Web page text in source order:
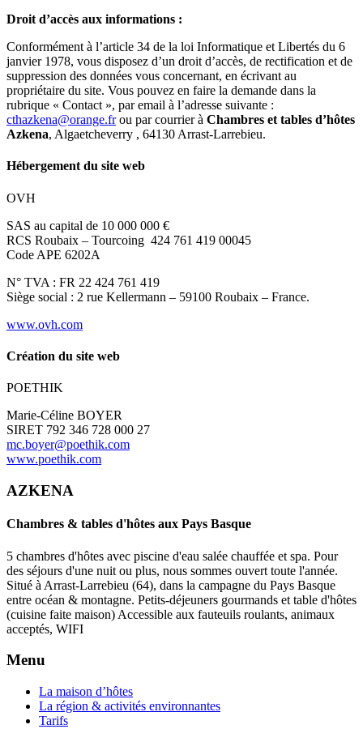
Droit d’accès aux informations :
Conformément à l’article 34 de la loi Informatique et Libertés du 6
janvier 1978, vous disposez d’un droit d’accès, de rectification et de
suppression des données vous concernant, en écrivant au
propriétaire du site. Vous pouvez en faire la demande dans la
rubrique « Contact », par email à l’adresse suivante :
cthazkena@orange.frou par courrier à Chambres et tables d’hôtes
Azkena, Algaetcheverry , 64130 Arrast-Larrebieu.
Hébergement du site web
OVH
SAS au capital de 10 000 000 €
RCS Roubaix – Tourcoing 424 761 419 00045
Code APE 6202A
N° TVA : FR 22 424 761 419
Siège social : 2 rue Kellermann – 59100 Roubaix – France.
www.ovh.com
Création du site web
POETHIK
Marie-Céline BOYER
SIRET 792 346 728 000 27
mc.boyer@poethik.com
www.poethik.com
AZKENA
Chambres & tables d'hôtes aux Pays Basque
5 chambres d'hôtes avec piscine d'eau salée chauffée et spa. Pour
des séjours d'une nuit ou plus, nous sommes ouvert toute l'année.
Situé à Arrast-Larrebieu (64), dans la campagne du Pays Basque
entre océan & montagne. Petits-déjeuners gourmands et table d'hôtes
(cuisine faite maison) Accessible aux fauteuils roulants, animaux
acceptés, WIFI
Menu
La maison d’hôtes
La région & activités environnantes
Tarifs